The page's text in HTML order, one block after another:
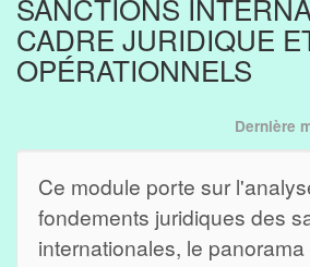
SANCTIONS
CADRE JURIDIQUE
OPÉRATIONNELS
Dernière
Ce module porte sur
fondements juridiques des
internationales, le